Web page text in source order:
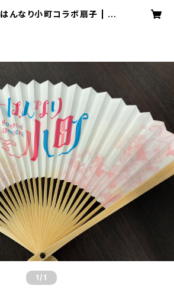
んなり小町コラボ扇子 | は
1 /1